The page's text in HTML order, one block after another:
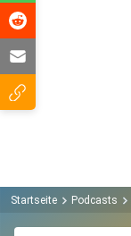
Startseite Podcasts